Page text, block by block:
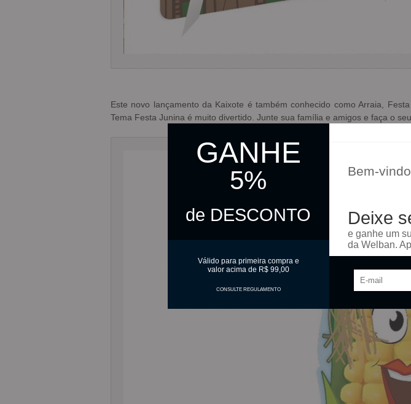
GANHE
5%
de DESCONTO
Válido para primeira compra e
valor acima de R$ 99,00
CONSULTE REGULAMENTO
Bem-
Deixe
e ganhe um
da Welban.
Este novo lançamento da Kaixote é também conhecido como Arraia,
Tema Festa Junina é muito divertido. Junte sua família e amigos e faça o